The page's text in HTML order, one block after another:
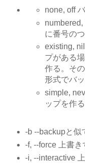
none, off
numbered,
に番号の
existing,
プがある
作る。そ
形式でバ
simple,
ップを作る
-b --backupと似
-f, --force 上書
-i, --interactive